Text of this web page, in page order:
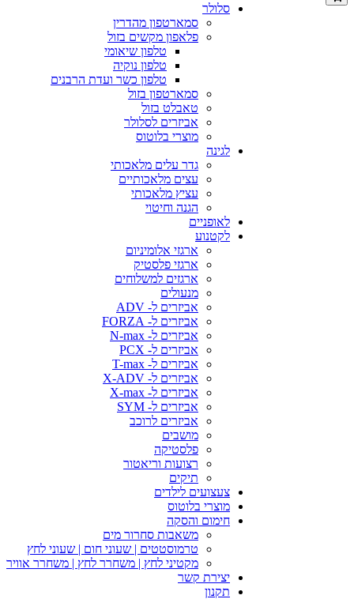
סלולר
סמארטפון מהדרין
פלאפון מקשים בזול
טלפון שיאומי
טלפון נוקיה
טלפון כשר ועדת הרבנים
סמארטפון בזול
טאבלט בזול
אביזרים לסלולר
מוצרי בלוטוס
לגינה
גדר עלים מלאכותי
עצים מלאכותיים
עציץ מלאכותי
הגנה וחיטוי
לאופניים
לקטנוע
ארגזי אלומיניום
ארגזי פלסטיק
ארגזים למשלוחים
מנעולים
אביזרים ל- ADV
אביזרים ל- FORZA
אביזרים ל- N-max
אביזרים ל- PCX
אביזרים ל- T-max
אביזרים ל- X-ADV
אביזרים ל- X-max
אביזרים ל- SYM
אביזרים לרוכב
מושבים
פלסטיקה
רצועות וריאטור
תיקים
צעצועים לילדים
מוצרי בלוטוס
חימום והסקה
משאבות סחרור מים
טרמוסטטים | שעוני חום | שעוני לחץ
מקטיני לחץ | משחרר לחץ | משחרר אוויר
יצירת קשר
תקנון